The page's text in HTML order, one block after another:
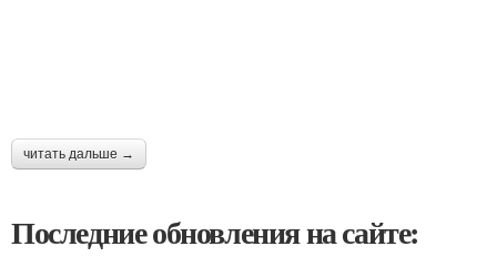
читать дальше →
Последние обновления на сайте: